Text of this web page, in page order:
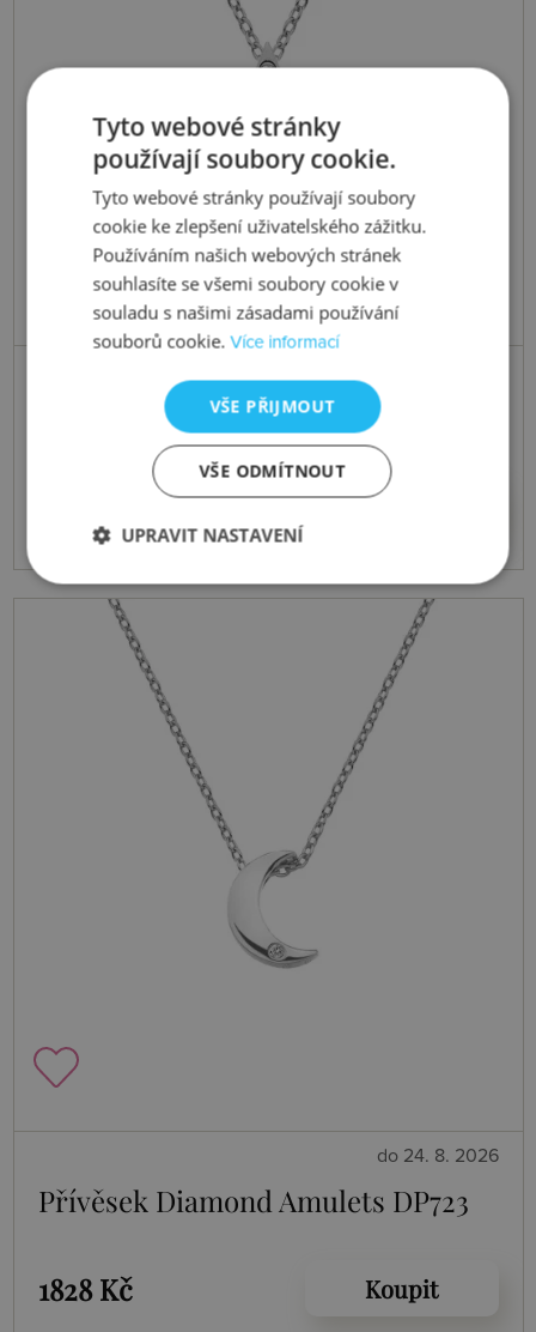
Přívěsek Diamond Amulets DP722
Koupit
do 24. 8. 2026
Přívěsek Diamond Amulets DP723
1828 Kč Koupit
Tyto webové stránky
používají soubory cookie.
Tyto webové stránky používají soubory
cookie ke zlepšení uživatelského zážitku.
Používáním našich webových stránek
souhlasíte se všemi soubory cookie v
souladu s našimi zásadami používání
souborů cookie.Více informací
VŠE PŘIJMOUT
VŠE ODMÍTNOUT
UPRAVIT NASTAVENÍ